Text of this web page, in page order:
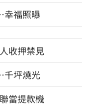
幸福照曝
收押禁見
千坪燒光
當提款機